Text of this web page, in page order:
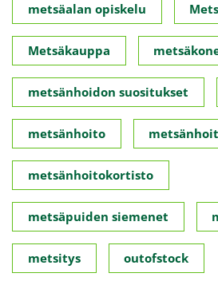
metsäalan opiskelu
Metsäkauppa
metsänhoidon suositukset
metsänhoito
metsänhoitokortisto
metsäpuiden siemenet
metsitys outofstock